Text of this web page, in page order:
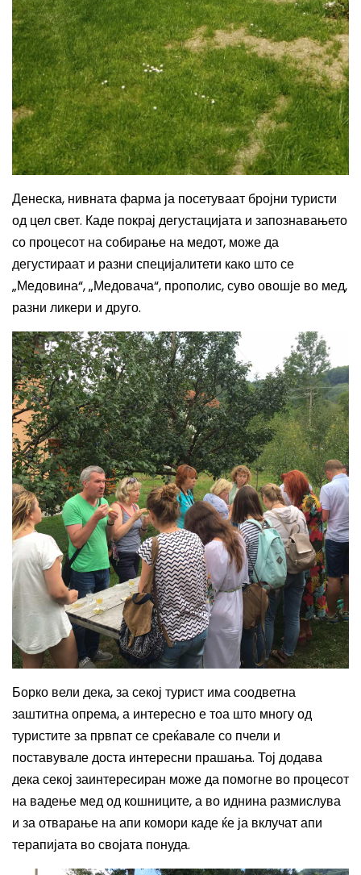
Денеска, нивната фарма ја посетуваат бројни туристи
од цел свет. Каде покрај дегустацијата и запознавањето
со процесот на собирање на медот, може да
дегустираат и разни специјалитети како што се
„Медовина“, „Медовача“, прополис, суво овошје во мед,
разни ликери и друго.
Борко вели дека, за секој турист има соодветна
заштитна опрема, а интересно е тоа што многу од
туристите за првпат се среќавале со пчели и
поставувале доста интересни прашања. Тој додава
дека секој заинтересиран може да помогне во процесот
на вадење мед од кошниците, а во иднина размислува
и за отварање на апи комори каде ќе ја вклучат апи
терапијата во својата понуда.